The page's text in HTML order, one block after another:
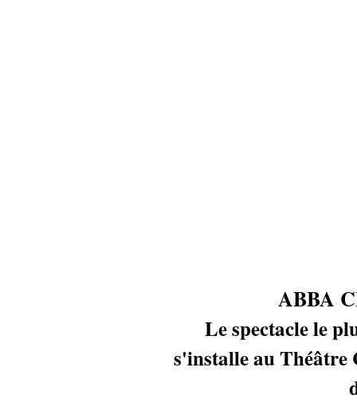
ABBA
Le spectacle le
s'installe au Théâtre